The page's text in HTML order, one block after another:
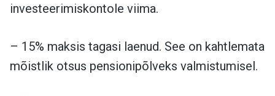
investeerimiskontole viima.
– 15% maksis tagasi laenud. See on kahtlemata
mõistlik otsus pensionipõlveks valmistumisel.